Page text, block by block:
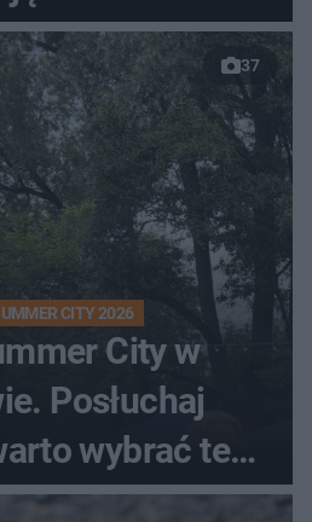
37
CITY 2026
City w
Posłuchaj
wybrać ten
na urlop!